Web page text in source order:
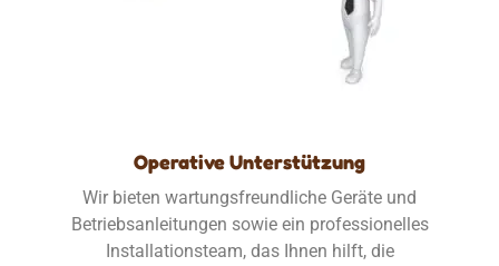
Operative Unterstützung
Wir bieten wartungsfreundliche Geräte und
Betriebsanleitungen sowie ein professionelles
Installationsteam, das Ihnen hilft, die